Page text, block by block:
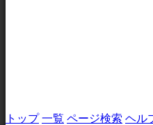
トップ 一覧 ページ検索 ヘル